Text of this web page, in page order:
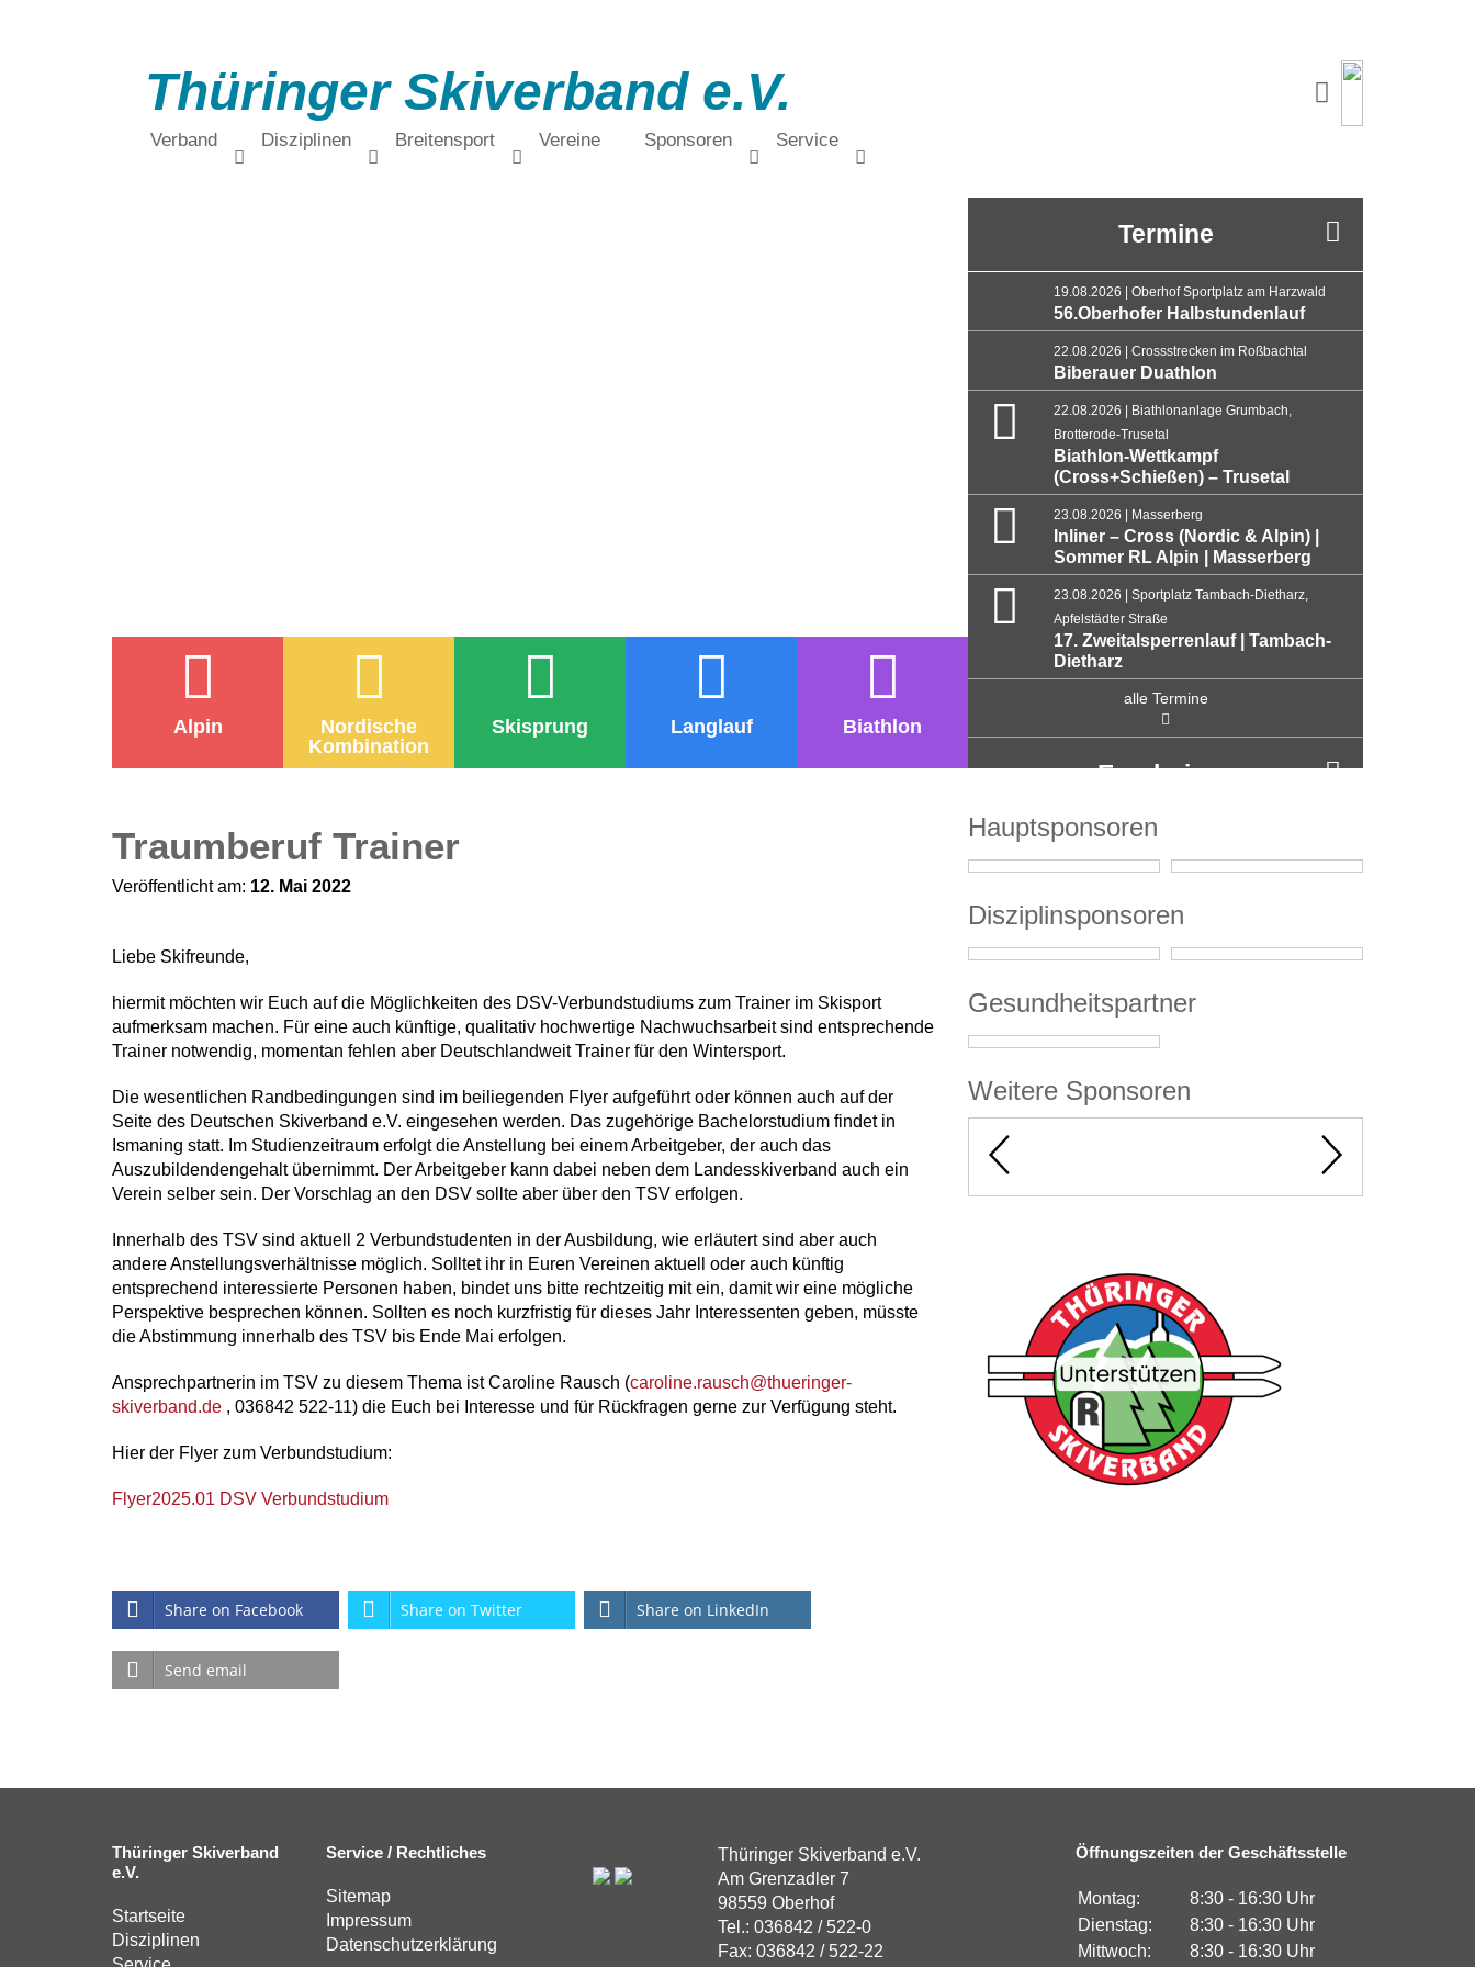
Thüringer Skiverband e.V.
Verband Disziplinen Breitensport Vereine Sponsoren Service
Alpin
Nordische
Kombination
Skisprung Langlauf Biathlon
Termine
19.08.2026 | Oberhof Sportplatz am Harzwald
56.Oberhofer Halbstundenlauf
22.08.2026 | Crossstrecken im Roßbachtal
Biberauer Duathlon
22.08.2026 | Biathlonanlage Grumbach,
Brotterode-Trusetal
Biathlon-Wettkampf
(Cross+Schießen) – Trusetal
23.08.2026 | Masserberg
Inliner – Cross (Nordic & Alpin) |
Sommer RL Alpin | Masserberg
23.08.2026 | Sportplatz Tambach-Dietharz,
Apfelstädter Straße
17. Zweitalsperrenlauf | Tambach-
Dietharz
alle Termine
Ergebnisse
Traumberuf Trainer
Veröffentlicht am: 12. Mai 2022
Liebe Skifreunde,
hiermit möchten wir Euch auf die Möglichkeiten des DSV-Verbundstudiums zum Trainer im Skisport
aufmerksam machen. Für eine auch künftige, qualitativ hochwertige Nachwuchsarbeit sind entsprechende
Trainer notwendig, momentan fehlen aber Deutschlandweit Trainer für den Wintersport.
Die wesentlichen Randbedingungen sind im beiliegenden Flyer aufgeführt oder können auch auf der
Seite des Deutschen Skiverband e.V. eingesehen werden. Das zugehörige Bachelorstudium findet in
Ismaning statt. Im Studienzeitraum erfolgt die Anstellung bei einem Arbeitgeber, der auch das
Auszubildendengehalt übernimmt. Der Arbeitgeber kann dabei neben dem Landesskiverband auch ein
Verein selber sein. Der Vorschlag an den DSV sollte aber über den TSV erfolgen.
Innerhalb des TSV sind aktuell 2 Verbundstudenten in der Ausbildung, wie erläutert sind aber auch
andere Anstellungsverhältnisse möglich. Solltet ihr in Euren Vereinen aktuell oder auch künftig
entsprechend interessierte Personen haben, bindet uns bitte rechtzeitig mit ein, damit wir eine mögliche
Perspektive besprechen können. Sollten es noch kurzfristig für dieses Jahr Interessenten geben, müsste
die Abstimmung innerhalb des TSV bis Ende Mai erfolgen.
Ansprechpartnerin im TSV zu diesem Thema ist Caroline Rausch (caroline.rausch@thueringer-
skiverband.de , 036842 522-11) die Euch bei Interesse und für Rückfragen gerne zur Verfügung steht.
Hier der Flyer zum Verbundstudium:
Flyer2025.01 DSV Verbundstudium
Share on Facebook Share on Twitter Share on LinkedIn
Send email
Hauptsponsoren
Disziplinsponsoren
Gesundheitspartner
Weitere Sponsoren
Thüringer Skiverband
e.V.
Startseite
Disziplinen
Service / Rechtliches
Sitemap
Impressum
Datenschutzerklärung
Thüringer Skiverband e.V.
Am Grenzadler 7
98559 Oberhof
Tel.: 036842 / 522-0
Fax: 036842 / 522-22
Öffnungszeiten der Geschäftsstelle
Montag:
8:30 - 16:30 Uhr
Dienstag:
8:30 - 16:30 Uhr
Mittwoch:
8:30 - 16:30 Uhr